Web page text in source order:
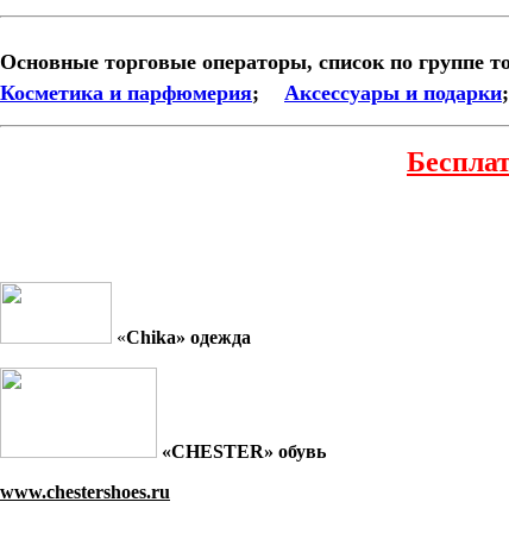
Основные торговые операторы, список по группе
Косметика и парфюмерия; Аксессуары и подарки;
«Chika» одежда
«CHESTER» обувь
www.chestershoes.ru